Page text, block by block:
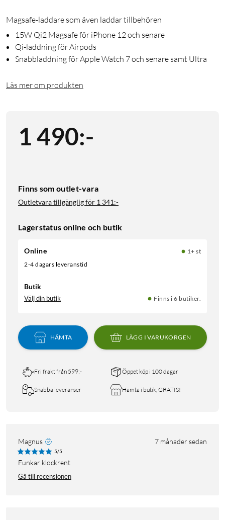
Magsafe-laddare som även laddar tillbehören
15W Qi2 Magsafe för iPhone 12 och senare
Qi-laddning för Airpods
Snabbladdning för Apple Watch 7 och senare samt Ultra
Läs mer om produkten
1 490:-
Finns som outlet-vara
Outletvara tillgänglig för 1 341:-
Lagerstatus online och butik
Online
1+ st
2-4 dagars leveranstid
Butik
Välj din butik Finns i 6 butiker.
HÄMTA LÄGG I VARUKORGEN
Fri frakt från 599:- Öppet köp i 100 dagar
Snabba leveranser Hämta i butik, GRATIS!
Magnus 7 månader sedan
5/5
Funkar klockrent
Gå till recensionen